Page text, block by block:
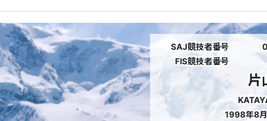
SAJ競技者番号
FIS競技者番号
片
1998年8